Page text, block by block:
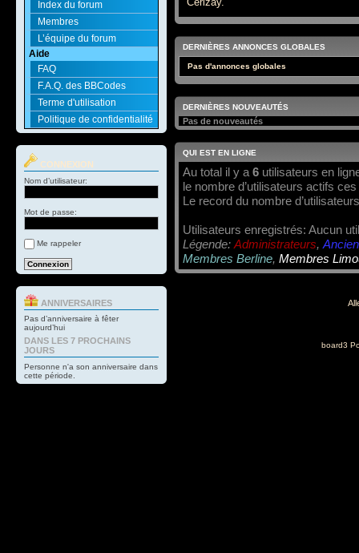
Index du forum
Membres
L’équipe du forum
Aide
FAQ
F.A.Q. des BBCodes
Terme d'utilisation
Politique de confidentialité
CONNEXION
Nom d’utilisateur:
Mot de passe:
Me rappeler
ANNIVERSAIRES
Pas d’anniversaire à fêter
aujourd’hui
DANS LES 7 PROCHAINS
JOURS
Personne n'a son anniversaire dans
cette période.
DERNIÈRES ANNONCES GLOBALES
Pas d'annonces globales
DERNIÈRES NOUVEAUTÉS
Pas de nouveautés
QUI EST EN LIGNE
Au total il y a 6 utilisateurs en
le nombre d’utilisateurs actifs
Le record du nombre
Utilisateurs enregistrés: Aucun
Légende: Administrateurs,
Membres Berline, Membres
board3